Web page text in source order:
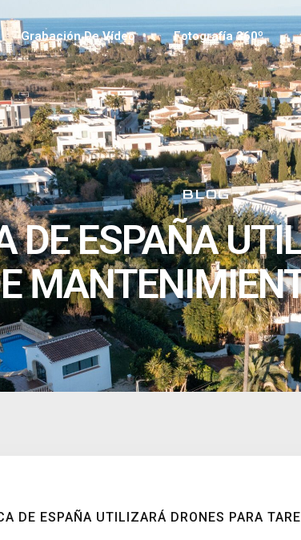
Grabación De Vídeo Fotografía 360º
BLOG
DE ESPAÑA
DE ESPAÑA UTILIZARÁ DRONES PARA